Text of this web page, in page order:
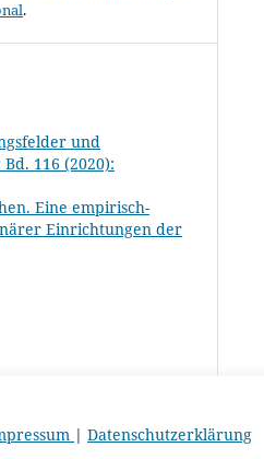
.
und
116 (2020):
Eine empirisch-
Einrichtungen der
| Datenschutzerklärung